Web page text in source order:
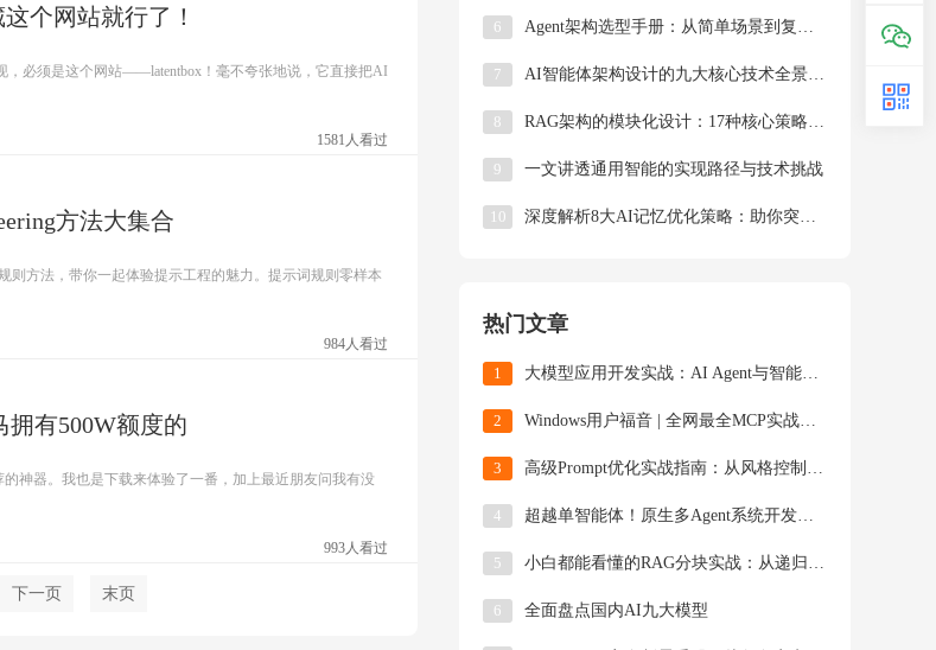
个网站就行了！
必须是这个网站——latentbox！毫不夸张地说，它直接把AI
1581人看过
方法大集合
则方法，带你一起体验提示工程的魅力。提示词规则零样本
984人看过
拥有500W额度的
神器。我也是下载来体验了一番，加上最近朋友问我有没
993人看过
下一页 末页
6 Agent架构选型手册：从简单场景到复杂系统的LangGraph适配策略
7 ​​AI智能体架构设计的九大核心技术全景解析​
8 RAG架构的模块化设计：17种核心策略深度解析
9 一文讲透通用智能的实现路径与技术挑战
10 深度解析8大AI记忆优化策略：助你突破智能体上下文限制
热门文章
1 大模型应用开发实战：AI Agent与智能体开发技术解析
2 Windows用户福音 | 全网最全MCP实战指南（附资源导航+避坑手册）
3 高级Prompt优化实战指南：从风格控制到多轮对话的工程化技巧
4 超越单智能体！原生多Agent系统开发指南（附完整源码）
5 小白都能看懂的RAG分块实战：从递归分割到LLM智能拆解的全解析
6 全面盘点国内AI九大模型